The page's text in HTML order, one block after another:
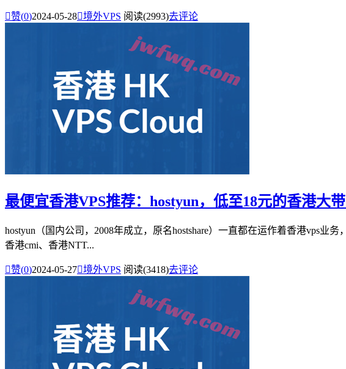
赞(0)2024-05-28境外VPS 阅读(2993)去评论
最便宜香港VPS推荐：hostyun，低至18元的香港大
hostyun（国内公司，2008年成立，原名hostshare）一直都在运作着香港vps业
香港cmi、香港NTT...
赞(0)2024-05-27境外VPS 阅读(3418)去评论